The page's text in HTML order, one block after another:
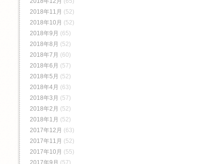
2018年11月 (52)
2018年10月 (52)
2018年9月 (65)
2018年8月 (52)
2018年7月 (60)
2018年6月 (57)
2018年5月 (52)
2018年4月 (63)
2018年3月 (57)
2018年2月 (52)
2018年1月 (52)
2017年12月 (63)
2017年11月 (52)
2017年10月 (55)
2017年9月 (57)